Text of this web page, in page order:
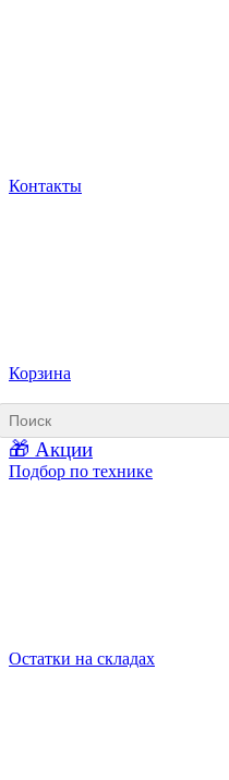
Контакты
Корзина
🎁 Акции
Подбор по технике
Остатки на складах